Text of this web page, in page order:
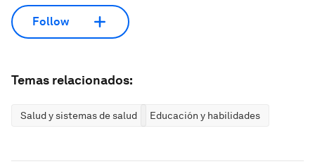
Follow
Temas relacionados:
Salud y sistemas de salud Educación y habilidades